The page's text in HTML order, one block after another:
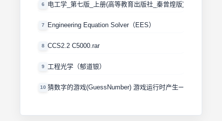
6 电工学_第七版_上册(高等教育出版社_秦曾煌版)
7 Engineering Equation Solver（EES）
8 CCS2.2 C5000.rar
9 工程光学（郁道银）
10 猜数字的游戏(GuessNumber) 游戏运行时产生一个0－1000